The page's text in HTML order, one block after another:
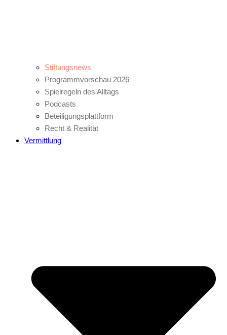
Stiftungsnews
Programmvorschau 2026
Spielregeln des Alltags
Podcasts
Beteiligungsplattform
Recht & Realität
Vermittlung